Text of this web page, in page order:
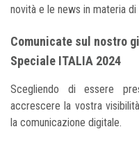
novità e le news in materia di
Comunicate sul nostro
Speciale ITALIA 2024
Scegliendo di essere
accrescere la vostra
la comunicazione digitale.